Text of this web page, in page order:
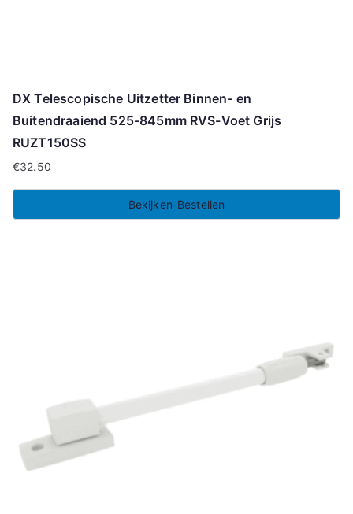
DX Telescopische Uitzetter Binnen- en
Buitendraaiend 525-845mm RVS-Voet Grijs
RUZT150SS
€32.50
Bekijken-Bestellen